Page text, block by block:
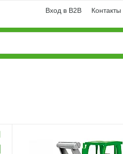
Вход в B2B Контакты